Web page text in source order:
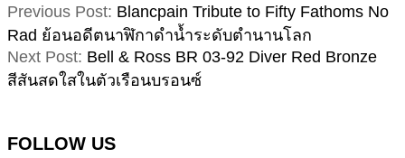
2021-
03-
17
Previous Post: Blancpain Tribute to Fifty Fathoms No
Rad ย้อนอดีตนาฬิกาดำน้ำระดับตำนานโลก
Next Post: Bell & Ross BR 03-92 Diver Red Bronze
สีสันสดใสในตัวเรือนบรอนซ์
FOLLOW US